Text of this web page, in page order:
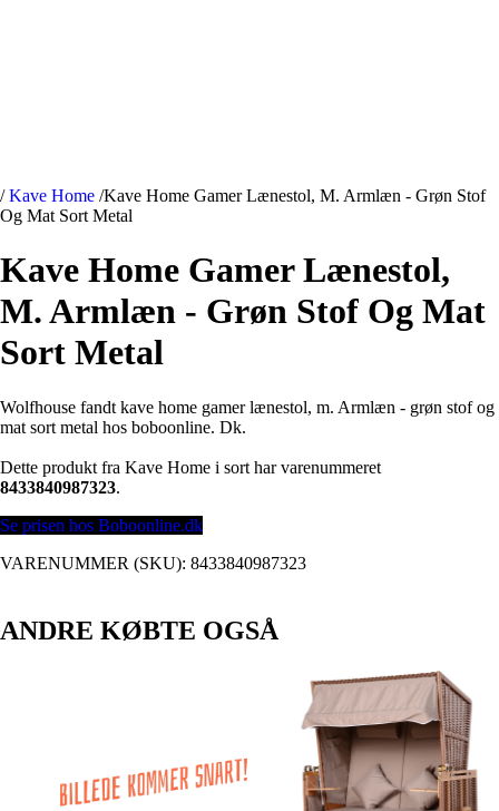
/ Kave Home /Kave Home Gamer Lænestol, M. Armlæn - Grøn Stof
Og Mat Sort Metal
Kave Home Gamer Lænestol,
M. Armlæn - Grøn Stof Og Mat
Sort Metal
Wolfhouse fandt kave home gamer lænestol, m. Armlæn - grøn stof og
mat sort metal hos boboonline. Dk.
Dette produkt fra Kave Home i sort har varenummeret
8433840987323.
Se prisen hos Boboonline.dk
VARENUMMER (SKU): 8433840987323
ANDRE KØBTE OGSÅ